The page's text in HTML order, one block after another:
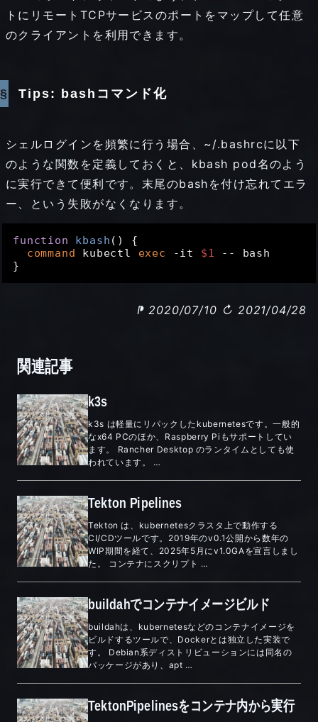
一
的
に
操
作
トにリモートTCPサービスのポートをマップして任意
のクライアントを利用できます。
Tips: bashコマンド化
シェルログインを頻繁に行う場合、~/.bashrcに以下
のような関数を定義しておくと、kbash pod名のよう
に実行できて便利です。末尾のbashを付け忘れてエラ
ー、という失敗がなくなります。
function kbash () {
command kubectl exec -it $1 -- bash
⁋ 2020/07/10 ↻ 2021/04/28
関連記事
k3s
k3s は軽量にリパックしたkubernetesです。一般的
なx64 PCのほか、Raspberry Piもサポートしてい
ます。 Rancher Desktop のランタイムとしても使
われています。 …
Tekton Pipelines
Tekton は、kubernetesクラスタ上で動作する
CI/CDツールです。2019年のv0.1公開から数年の
WIP期間を経て、2025年5月にv1.0GAを宣言しまし
た。 コンテナにスクリプト …
buildahでコンテナイメージビルド
buildahは、kubernetesなどのコンテナイメージを
ビルドするツールで、Dockerとは独立した実装で
す。 Debian系ディストリビューションには同名の
パッケージがあり、apt …
TektonPipelinesをコンテナ内から実行